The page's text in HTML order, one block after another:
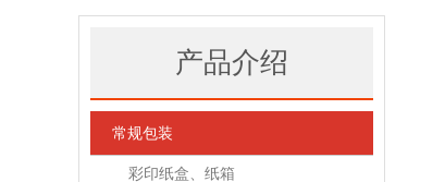
产品介绍
常规包装
彩印纸盒、纸箱